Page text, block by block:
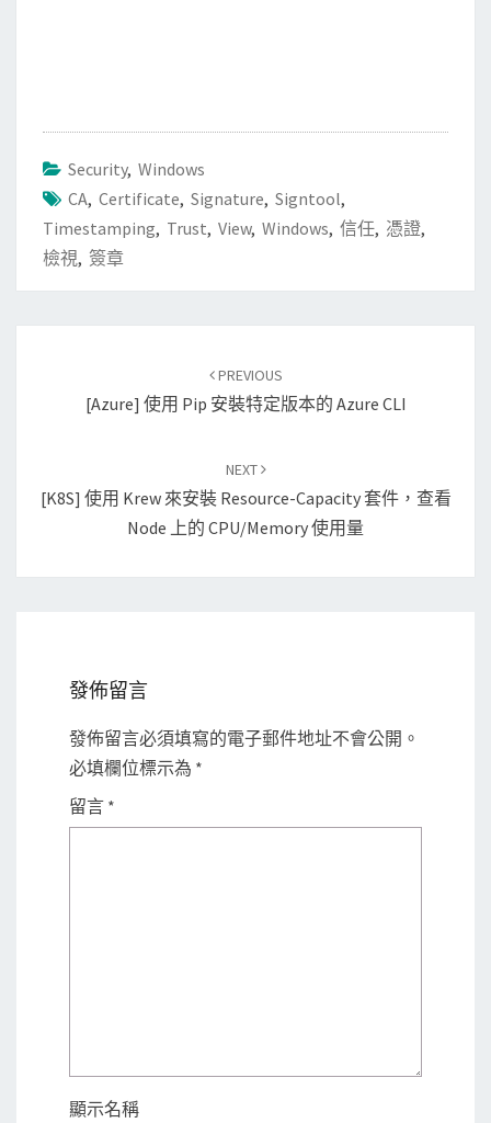
Security, Windows
CA, Certificate, Signature, Signtool,
Timestamping, Trust, View, Windows, 信任, 憑證,
檢視, 簽章
PREVIOUS
[Azure] 使用 Pip 安裝特定版本的 Azure CLI
NEXT
[K8S] 使用 Krew 來安裝 Resource-Capacity 套件，查看
Node 上的 CPU/Memory 使用量
發佈留言
發佈留言必須填寫的電子郵件地址不會公開。
必填欄位標示為 *
留言 *
顯示名稱